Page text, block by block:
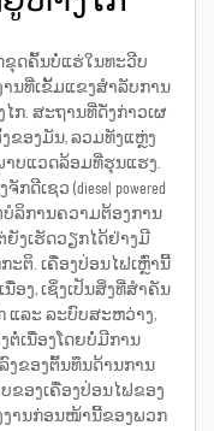
ຂຸດຄົ້ນບໍ່ແຮ່ໃນທະວີບ
ນທີ່ເຂັ້ມແຂງສຳລັບການ
ກ. ສະຖານທີ່ດັ່ງກ່າວເຜ
ຂອງມັນ, ລວມທັງແຫຼ່ງ
າບແວດລ້ອມທີ່ຮຸນແຮງ.
ເຊວ (diesel powered
ບໍລິການຄວາມຕ້ອງການ
ຍັງເຮັດວຽກໄດ້ຢ່າງມີ
ຕິ. ເຄື່ອງປ່ອນໄຟເຫຼົ່ານີ້
ອງ, ເຊິ່ງເປັນສິ່ງທີ່ສຳຄັນ
ແລະ ລະບົບສະຫວ່າງ,
ຕໍ່ເນື່ອງໂດຍບໍ່ມີການ
ງຂອງຕົ້ນທຶນດ້ານການ
ບຂອງເຄື່ອງປ່ອນໄຟຂອງ
ງານກ່ອນໜ້ານີ້ຂອງພວກ